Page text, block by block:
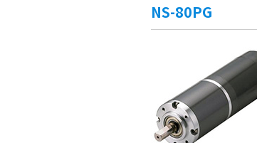
NS-80PG